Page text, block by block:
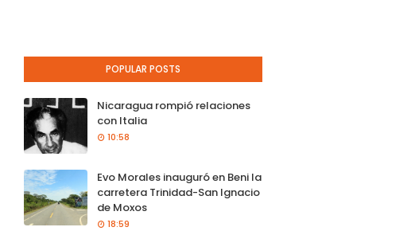
POPULAR POSTS
Nicaragua rompió relaciones
con Italia
10:58
Evo Morales inauguró en Beni la
carretera Trinidad-San Ignacio
de Moxos
18:59